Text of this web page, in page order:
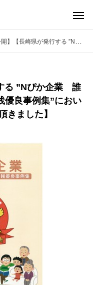
”Nぴか企業 誰もが働きやすい職場づくり実践優良事例集”において 亀山電機の記事を掲載して頂きました】
る ”Nぴか企業 誰
優良事例集”におい
きました】